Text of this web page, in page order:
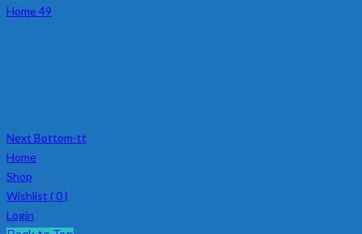
Home 49
Next Bottom-tt
Home
Shop
Wishlist (0)
Login